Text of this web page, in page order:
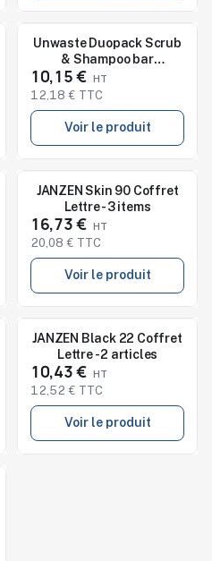
Nouveau
Unwaste Duopack Scrub
& Shampoo bar
Koffieolie
10,15 €
12,18 € TTC
Voir le produit
Nouveau
JANZEN Skin 90 Coffret
Lettre - 3 items
16,73 €
20,08 € TTC
Voir le produit
Nouveau
JANZEN Black 22 Coffret
Lettre - 2 articles
10,43 €
12,52 € TTC
Voir le produit